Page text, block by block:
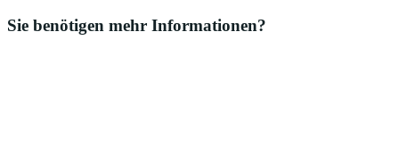
Sie benötigen mehr Informationen?